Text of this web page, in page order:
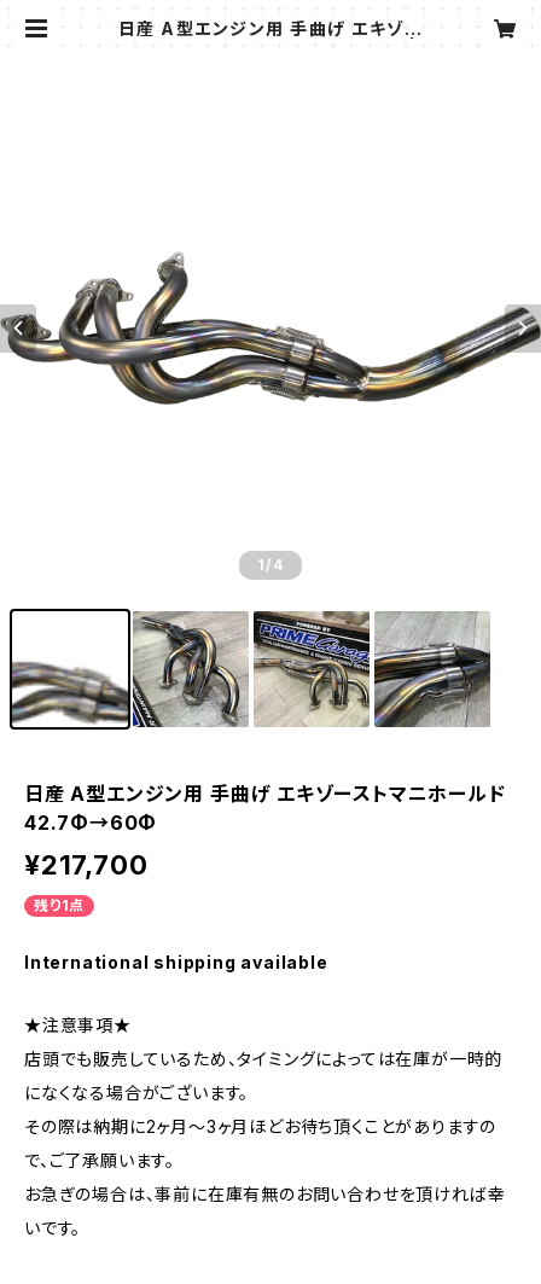
日産 A型エンジン用 手曲げ エキゾー
1 /4
日産 A型エンジン用 手曲げ エキゾーストマニホールド
42.7Φ→60Φ
¥217,700
残り1点
International shipping available
★注意事項★
店頭でも販売しているため、タイミングによっては在庫が一時的
になくなる場合がございます。
その際は納期に2ヶ月～3ヶ月ほどお待ち頂くことがありますの
で、ご了承願います。
お急ぎの場合は、事前に在庫有無のお問い合わせを頂ければ幸
いです。